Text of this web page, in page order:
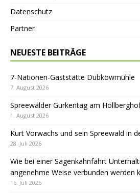
Datenschutz
Partner
NEUESTE BEITRÄGE
7-Nationen-Gaststätte Dubkowmühle
7. August 2026
Spreewälder Gurkentag am
1. August 2026
Kurt Vorwachs und sein Spreewald in
28. Juli 2026
Wie bei einer Sagenkahnfahrt
angenehme Weise verbunden werden
16. Juli 2026